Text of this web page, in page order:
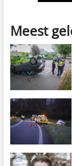
Meest